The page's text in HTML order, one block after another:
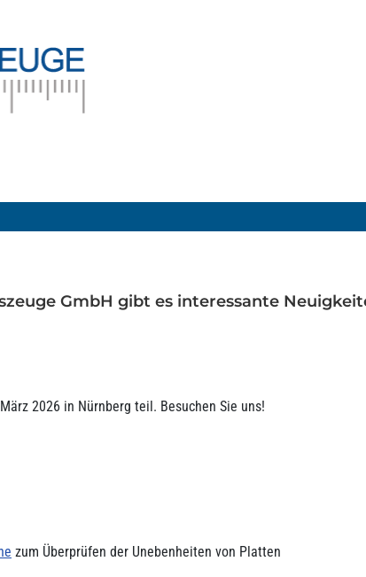
GmbH gibt es interessante
2026 in Nürnberg teil. Besuchen Sie uns!
zum Überprüfen der Unebenheiten von Platten